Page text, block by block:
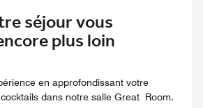
séjour vous
plus loin
en approfondissant votre
dans notre salle Great Room.